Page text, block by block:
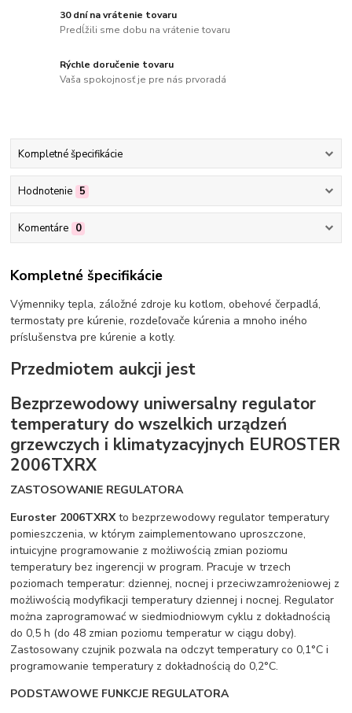
30 dní na vrátenie tovaru
Predĺžili sme dobu na vrátenie tovaru
Rýchle doručenie tovaru
Vaša spokojnosť je pre nás prvoradá
Kompletné špecifikácie
Hodnotenie 5
Komentáre 0
Kompletné špecifikácie
Výmenniky tepla, záložné zdroje ku kotlom, obehové čerpadlá,
termostaty pre kúrenie, rozdeľovače kúrenia a mnoho iného
príslušenstva pre kúrenie a kotly.
Przedmiotem aukcji jest
Bezprzewodowy uniwersalny regulator
temperatury do wszelkich urządzeń
grzewczych i klimatyzacyjnych EUROSTER
2006TXRX
ZASTOSOWANIE REGULATORA
Euroster 2006TXRXto bezprzewodowy regulator temperatury
pomieszczenia, w którym zaimplementowano uproszczone,
intuicyjne programowanie z możliwością zmian poziomu
temperatury bez ingerencji w program. Pracuje w trzech
poziomach temperatur: dziennej, nocnej i przeciwzamrożeniowej z
możliwością modyfikacji temperatury dziennej i nocnej. Regulator
można zaprogramować w siedmiodniowym cyklu z dokładnością
do 0,5 h (do 48 zmian poziomu temperatur w ciągu doby).
Zastosowany czujnik pozwala na odczyt temperatury co 0,1°C i
programowanie temperatury z dokładnością do 0,2°C.
PODSTAWOWE FUNKCJE REGULATORA